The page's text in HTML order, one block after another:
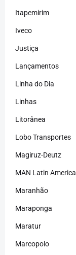
Itapemirim
Iveco
Justiça
Lançamentos
Linha do Dia
Linhas
Litorânea
Lobo Transportes
Magiruz-Deutz
MAN Latin America
Maranhão
Maraponga
Maratur
Marcopolo